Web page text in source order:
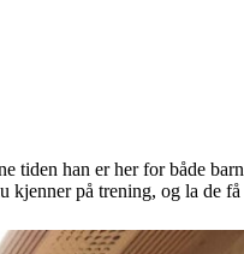
tiden han er her for både barn
kjenner på trening, og la de få